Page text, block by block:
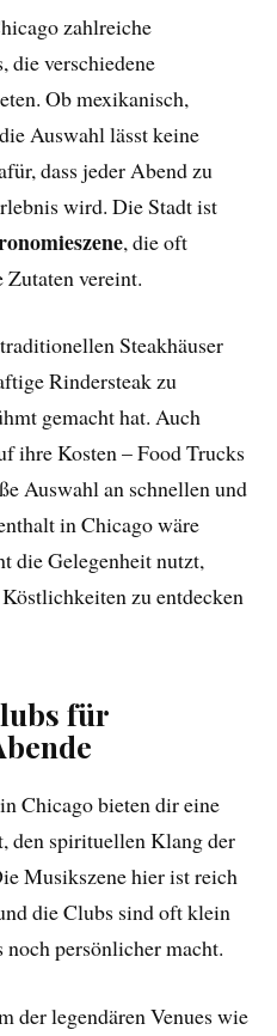
zahlreiche
die verschiedene
Ob mexikanisch,
Auswahl lässt keine
dass jeder Abend zu
wird. Die Stadt ist
, die oft
vereint.
Steakhäuser
Rindersteak zu
gemacht hat. Auch
ihre Kosten – Food Trucks
Auswahl an schnellen und
in Chicago wäre
die Gelegenheit nutzt,
zu entdecken
für
in Chicago bieten dir eine
den spirituellen Klang der
Musikszene hier ist reich
die Clubs sind oft klein
persönlicher macht.
der legendären Venues wie